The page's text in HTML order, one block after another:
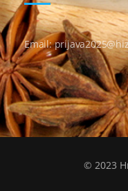
Email:
© 2023